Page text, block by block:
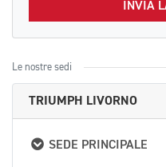
INVIA
Le nostre sedi
TRIUMPH LIVORNO
SEDE PRINCIPALE